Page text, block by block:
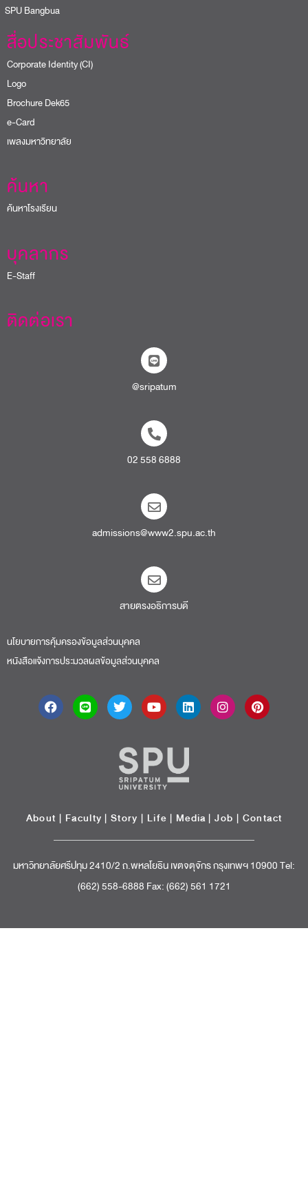
Bangbua
สื่อประชาสัมพันธ์
Corporate Identity (CI)
Logo
Brochure Dek65
e-Card
เพลงมหาวิทยาลัย
ค้นหา
ค้นหาโรงเรียน
บุคลากร
E-Staff
ติดต่อเรา
@sripatum
02 558 6888
admissions@www2.spu.ac.th
สายตรงอธิการบดี​
นโยบายการคุ้มครองข้อมูลส่วนบุคคล
หนังสือแจ้งการประมวลผลข้อมูลส่วนบุคคล
About | Faculty | Story | Life | Media |Job | Contact
มหาวิทยาลัยศรีปทุม 2410/2 ถ.พหลโยธิน เขตจตุจักร กรุงเทพฯ 10900 Tel:
(662) 558-6888 Fax: (662) 561 1721